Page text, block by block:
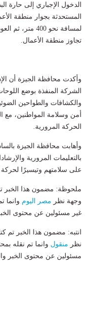
الدخول الإجباري إلى حارة
المستحدثة بجوار منطقة
لمسافة نحو
تجاوز منطقة الأعمال.
وأكدت محافظة الجيزة أن
الشركة المنفذة بوضع
والكشافات والطواحين
أمن وسلامة المواطنين، مع
الحركة المرورية.
وأهابت محافظة الجيزة
بالتعليمات المرورية
على سلامتهم وتيسيرًا لحركة
ملحوظة: مضمون هذا الخبر
وجهة نظر مصر اليوم وانما
غير مسئولين عن محتوى
انتبه: مضمون هذا الخبر تم
نظر منقول وانما تم نقله
مسئولين عن محتوى الخبر